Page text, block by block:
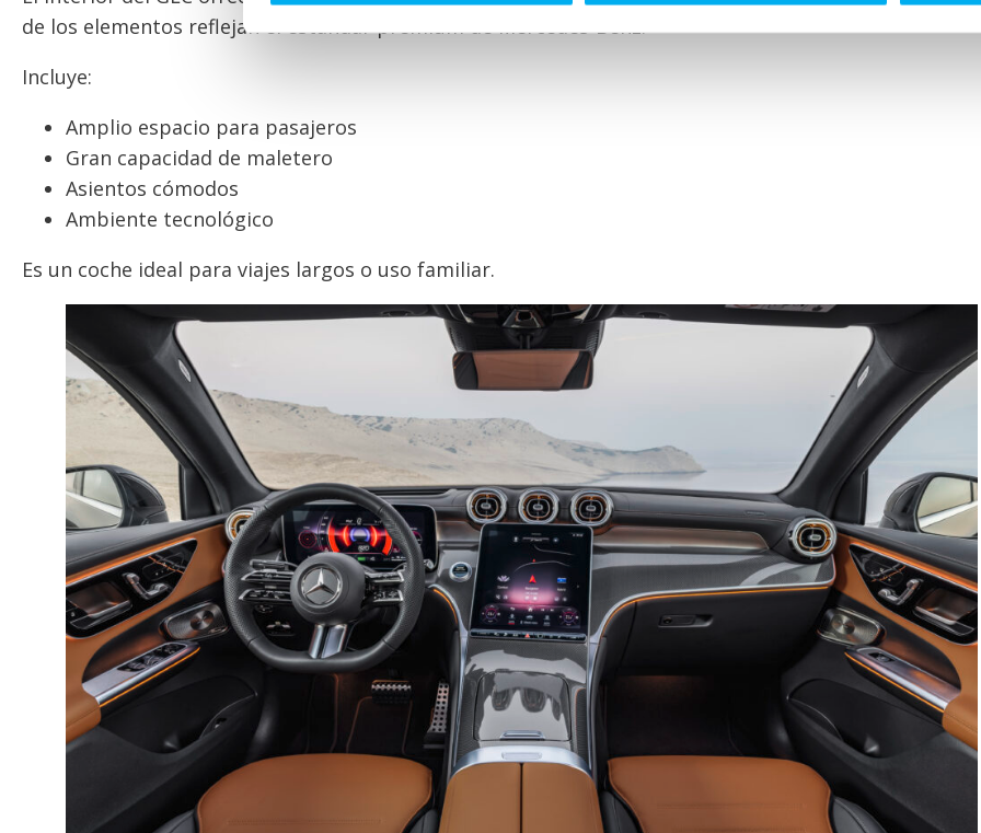
de los elementos reflejan el estándar premium de Mercedes-Benz.
Incluye:
Amplio espacio para pasajeros
Gran capacidad de maletero
Asientos cómodos
Ambiente tecnológico
Es un coche ideal para viajes largos o uso familiar.